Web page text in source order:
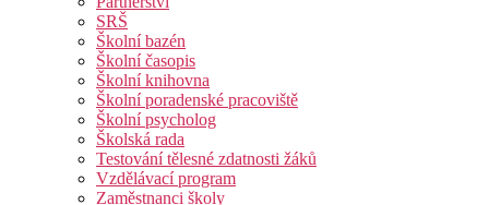
SRŠ
Školní bazén
Školní časopis
Školní knihovna
Školní poradenské pracoviště
Školní psycholog
Školská rada
Testování tělesné zdatnosti žáků
Vzdělávací program
Zaměstnanci školy